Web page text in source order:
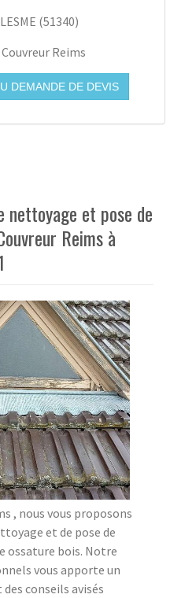
(51340)
Couvreur Reims
DEMANDE DE DEVIS
nettoyage et pose de
Reims à
, nous vous proposons
et de pose de
ossature bois. Notre
vous apporte un
conseils avisés